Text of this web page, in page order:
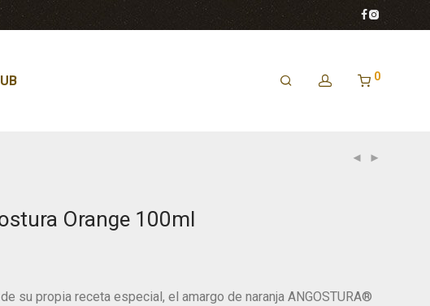
0
Orange 100ml
su propia receta especial, el amargo de naranja ANGOSTURA®